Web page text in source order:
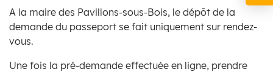
A la maire des Pavillons-sous-Bois, le dépôt de la
demande du passeport se fait uniquement sur rendez-
vous.
Une fois la pré-demande effectuée en ligne, prendre